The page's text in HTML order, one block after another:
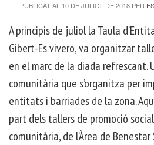
PUBLICAT AL 10 DE JULIOL DE 2018 PER
A principis de juliol la Taula
Gibert-Es vivero, va organitzar
en el marc de la diada refrescant.
comunitària que s’organitza per
entitats i barriades de la zona.
part dels tallers de promoció
comunitària, de l’Àrea de